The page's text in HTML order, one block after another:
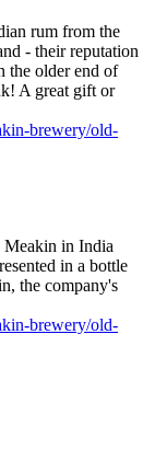
rum from the
- their reputation
the older end of
A great gift or
brewery/old-
Meakin in India
in a bottle
the company's
brewery/old-